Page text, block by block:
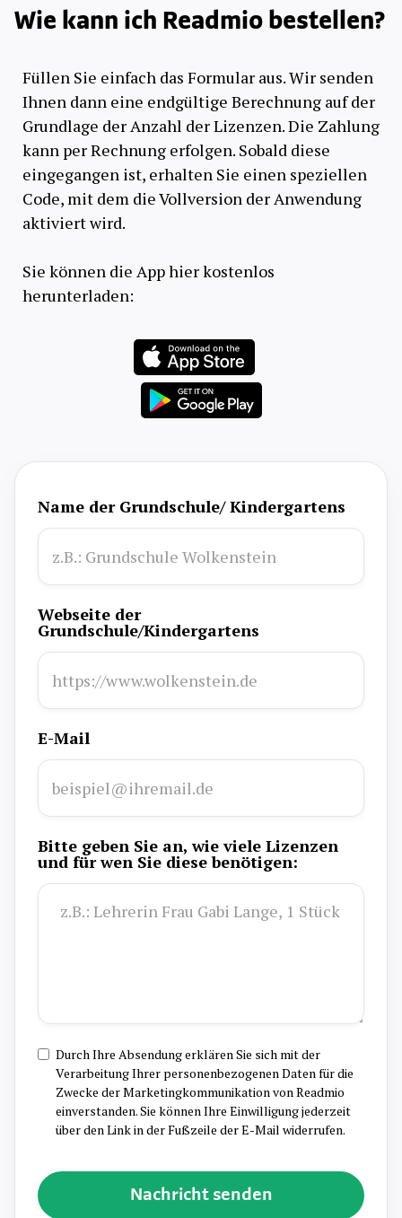
Wie kann ich Readmio bestellen?
Füllen Sie einfach das Formular aus. Wir senden
Ihnen dann eine endgültige Berechnung auf der
Grundlage der Anzahl der Lizenzen. Die Zahlung
kann per Rechnung erfolgen. Sobald diese
eingegangen ist, erhalten Sie einen speziellen
Code, mit dem die Vollversion der Anwendung
aktiviert wird.
Sie können die App hier kostenlos
herunterladen:
Name der Grundschule/ Kindergartens
Webseite der
Grundschule/Kindergartens
E-Mail
Bitte geben Sie an, wie viele Lizenzen
und für wen Sie diese benötigen:
Durch Ihre Absendung erklären Sie sich mit der
Verarbeitung Ihrer personenbezogenen Daten für die
Zwecke der Marketingkommunikation von Readmio
einverstanden. Sie können Ihre Einwilligung jederzeit
über den Link in der Fußzeile der E-Mail widerrufen.